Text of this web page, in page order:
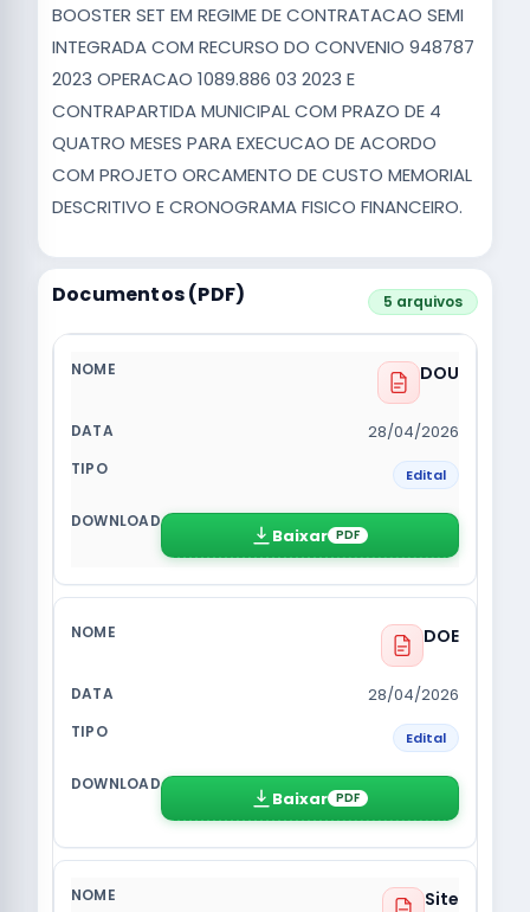
BOOSTER SET EM REGIME DE CONTRATACAO SEMI
INTEGRADA COM RECURSO DO CONVENIO 948787
2023 OPERACAO 1089.886 03 2023 E
CONTRAPARTIDA MUNICIPAL COM PRAZO DE 4
QUATRO MESES PARA EXECUCAO DE ACORDO
COM PROJETO ORCAMENTO DE CUSTO MEMORIAL
DESCRITIVO E CRONOGRAMA FISICO FINANCEIRO.
Documentos (PDF) 5 arquivos
DOU
28/04/2026
Edital
Baixar PDF
DOE
28/04/2026
Edital
Baixar PDF
Site